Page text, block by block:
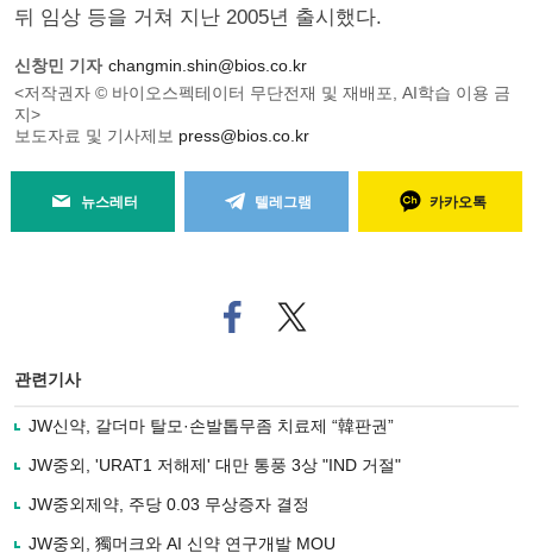
뒤 임상 등을 거쳐 지난 2005년 출시했다.
신창민 기자 changmin.shin@bios.co.kr
<저작권자 © 바이오스펙테이터 무단전재 및 재배포, AI학습 이용 금
지>
보도자료 및 기사제보 press@bios.co.kr
뉴스레터 텔레그램 카카오톡
페
이
로
기
사
유
기
트위
터로
관련기사
JW신약, 갈더마 탈모·손발톱무좀 치료제 “韓판권”
JW중외, 'URAT1 저해제' 대만 통풍 3상 "IND 거절"
JW중외제약, 주당 0.03 무상증자 결정
JW중외, 獨머크와 AI 신약 연구개발 MOU